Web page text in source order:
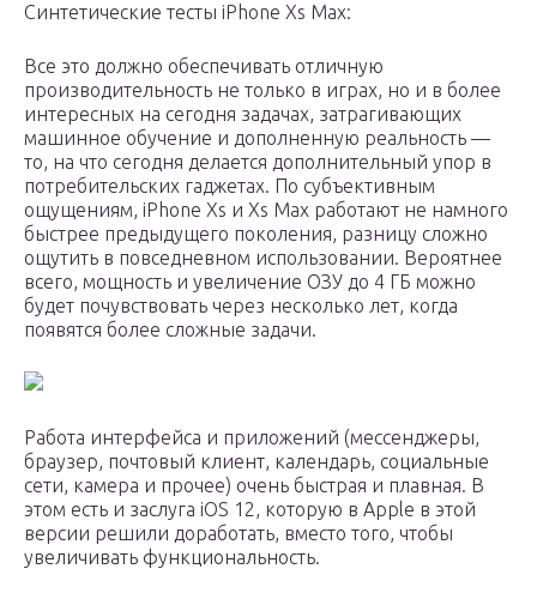
Синтетические тесты iPhone Xs Max:
Все это должно обеспечивать отличную
производительность не только в играх, но и в более
интересных на сегодня задачах, затрагивающих
машинное обучение и дополненную реальность —
то, на что сегодня делается дополнительный упор в
потребительских гаджетах. По субъективным
ощущениям, iPhone Xs и Xs Max работают не намного
быстрее предыдущего поколения, разницу сложно
ощутить в повседневном использовании. Вероятнее
всего, мощность и увеличение ОЗУ до 4 ГБ можно
будет почувствовать через несколько лет, когда
появятся более сложные задачи.
Работа интерфейса и приложений (мессенджеры,
браузер, почтовый клиент, календарь, социальные
сети, камера и прочее) очень быстрая и плавная. В
этом есть и заслуга iOS 12, которую в Apple в этой
версии решили доработать, вместо того, чтобы
увеличивать функциональность.